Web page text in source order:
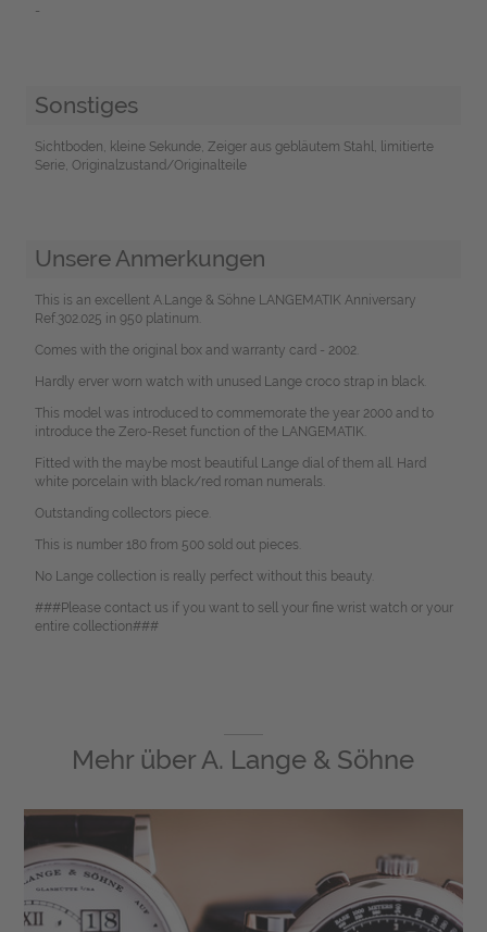
-
Sonstiges
Sichtboden, kleine Sekunde, Zeiger aus gebläutem Stahl, limitierte
Serie, Originalzustand/Originalteile
Unsere Anmerkungen
This is an excellent A.Lange & Söhne LANGEMATIK Anniversary
Ref.302.025 in 950 platinum.
Comes with the original box and warranty card - 2002.
Hardly erver worn watch with unused Lange croco strap in black.
This model was introduced to commemorate the year 2000 and to
introduce the Zero-Reset function of the LANGEMATIK.
Fitted with the maybe most beautiful Lange dial of them all. Hard
white porcelain with black/red roman numerals.
Outstanding collectors piece.
This is number 180 from 500 sold out pieces.
No Lange collection is really perfect without this beauty.
###Please contact us if you want to sell your fine wrist watch or your
entire collection###
Mehr überA. Lange & Söhne